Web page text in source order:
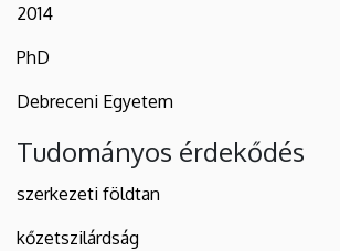
2014
PhD
Debreceni Egyetem
Tudományos érdekődés
szerkezeti földtan
kőzetszilárdság